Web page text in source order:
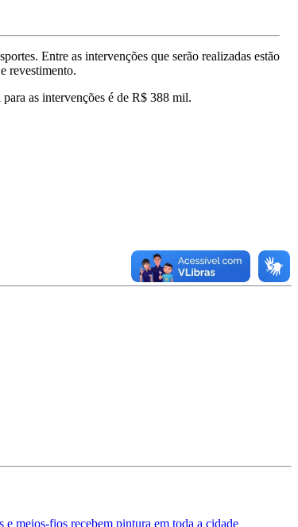
Entre as intervenções que serão realizadas estão
revestimento.
as intervenções é de R$ 388 mil.